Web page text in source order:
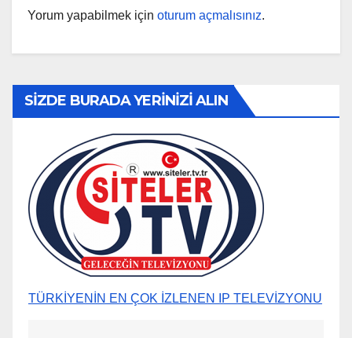
Yorum yapabilmek için oturum açmalısınız.
SİZDE BURADA YERİNİZİ ALIN
TÜRKİYENİN EN ÇOK İZLENEN IP TELEVİZYONU